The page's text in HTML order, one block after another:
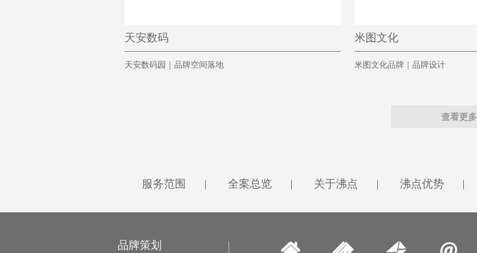
天安数码
天安数码园｜品牌空间落地
米图文化
米图文化品牌｜品牌设计
查看更多
服务范围 | 全案总览 | 关于沸点 | 沸点优势 |
品牌策划